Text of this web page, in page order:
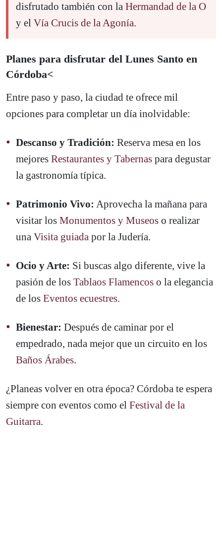
disfrutado también con la Hermandad de la O
y el Vía Crucis de la Agonía.
Planes para disfrutar del Lunes Santo en
Córdoba<
Entre paso y paso, la ciudad te ofrece mil
opciones para completar un día inolvidable:
Descanso y Tradición: Reserva mesa en los
mejores Restaurantes y Tabernas para degustar
la gastronomía típica.
Patrimonio Vivo: Aprovecha la mañana para
visitar los Monumentos y Museos o realizar
una Visita guiada por la Judería.
Ocio y Arte: Si buscas algo diferente, vive la
pasión de los Tablaos Flamencos o la elegancia
de los Eventos ecuestres.
Bienestar: Después de caminar por el
empedrado, nada mejor que un circuito en los
Baños Árabes.
¿Planeas volver en otra época? Córdoba te espera
siempre con eventos como el Festival de la
Guitarra.